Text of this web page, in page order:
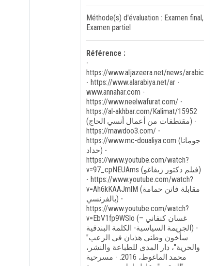
Méthode(s) d'évaluation : Examen final,
Examen partiel
Référence :
-
https://www.aljazeera.net/news/arabic
- https://www.alarabiya.net/ar -
www.annahar.com -
https://www.neelwafurat.com/ -
https://al-akhbar.com/Kalimat/15952
(مقتطفات من أعمال أنسي الحاج) -
https://mawdoo3.com/ -
https://www.mc-doualiya.com (جومانا
حداد) -
https://www.youtube.com/watch?
v=97_cpNEUAms (فيلم دكتور زيفاغو)
- https://www.youtube.com/watch?
v=Ah6kKAAJmlM (مقابلة فاتن حمامة
بالفرنسي) -
https://www.youtube.com/watch?
v=EbV1fp9WSlo (غسان كنفاني –
الجريمة السياسية- الكلمة البندقية) -
"سأخون وطني هذيان في الرعب
والحرية"، دار المدى للطباعة والنشر،
محمد الماغوط، 2016. - مسرحية